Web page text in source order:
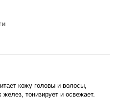
кожу головы и волосы,
тонизирует и освежает.